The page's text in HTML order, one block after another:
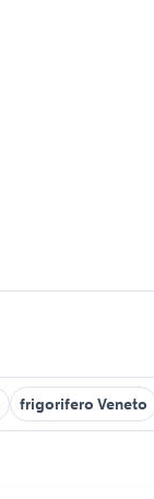
frigorifero Veneto